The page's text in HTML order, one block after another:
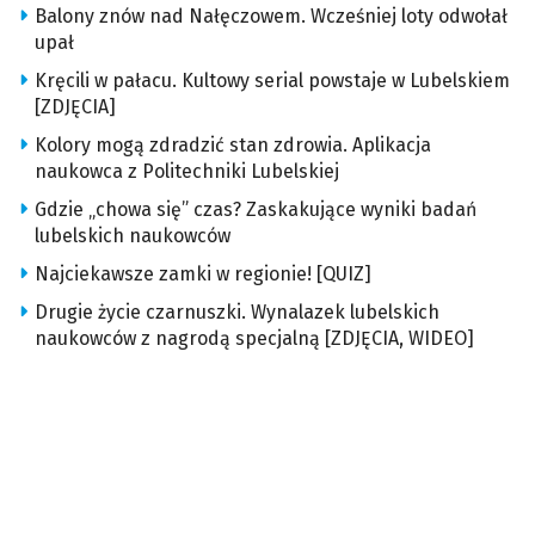
Balony znów nad Nałęczowem. Wcześniej loty odwołał
upał
Kręcili w pałacu. Kultowy serial powstaje w Lubelskiem
[ZDJĘCIA]
Kolory mogą zdradzić stan zdrowia. Aplikacja
naukowca z Politechniki Lubelskiej
Gdzie „chowa się” czas? Zaskakujące wyniki badań
lubelskich naukowców
Najciekawsze zamki w regionie! [QUIZ]
Drugie życie czarnuszki. Wynalazek lubelskich
naukowców z nagrodą specjalną [ZDJĘCIA, WIDEO]